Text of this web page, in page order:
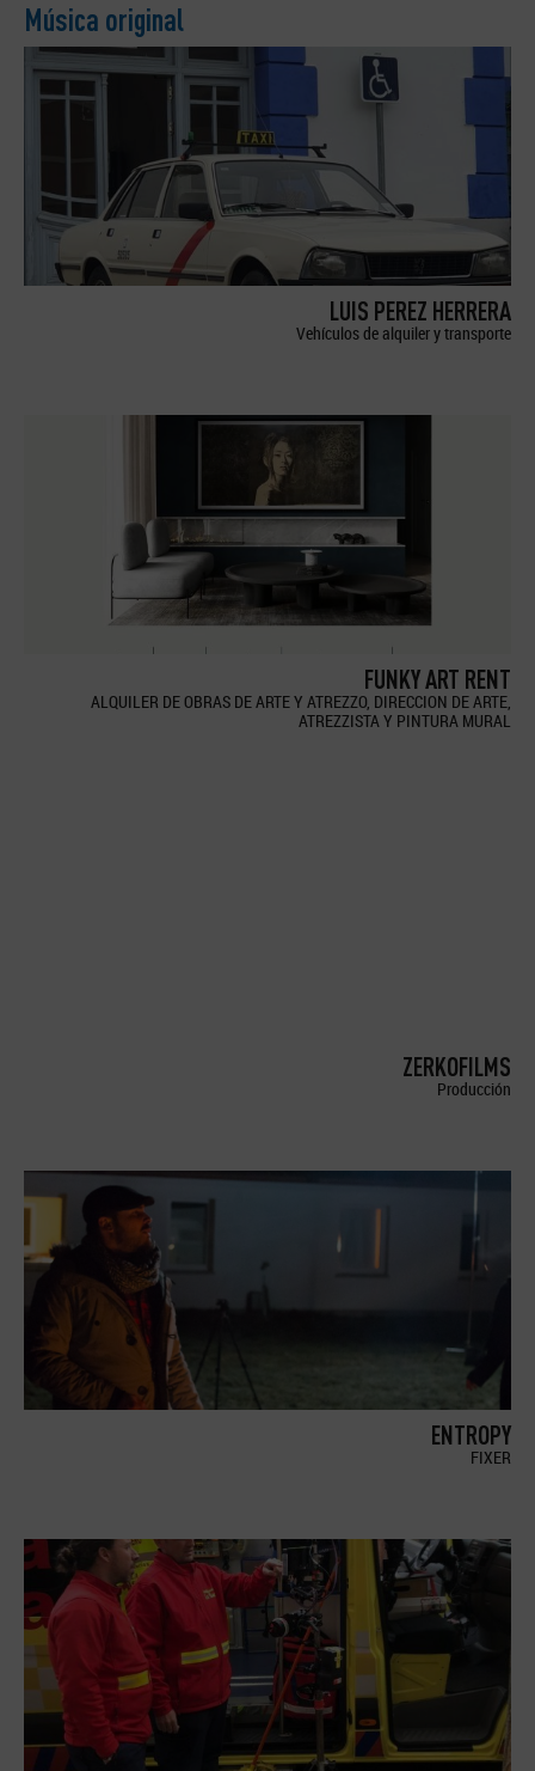
Música original
LUIS PEREZ HERRERA
Vehículos de alquiler y transporte
FUNKY ART RENT
ALQUILER DE OBRAS DE ARTE Y ATREZZO, DIRECCION DE ARTE,
ATREZZISTA Y PINTURA MURAL
ZERKOFILMS
Producción
ENTROPY
FIXER